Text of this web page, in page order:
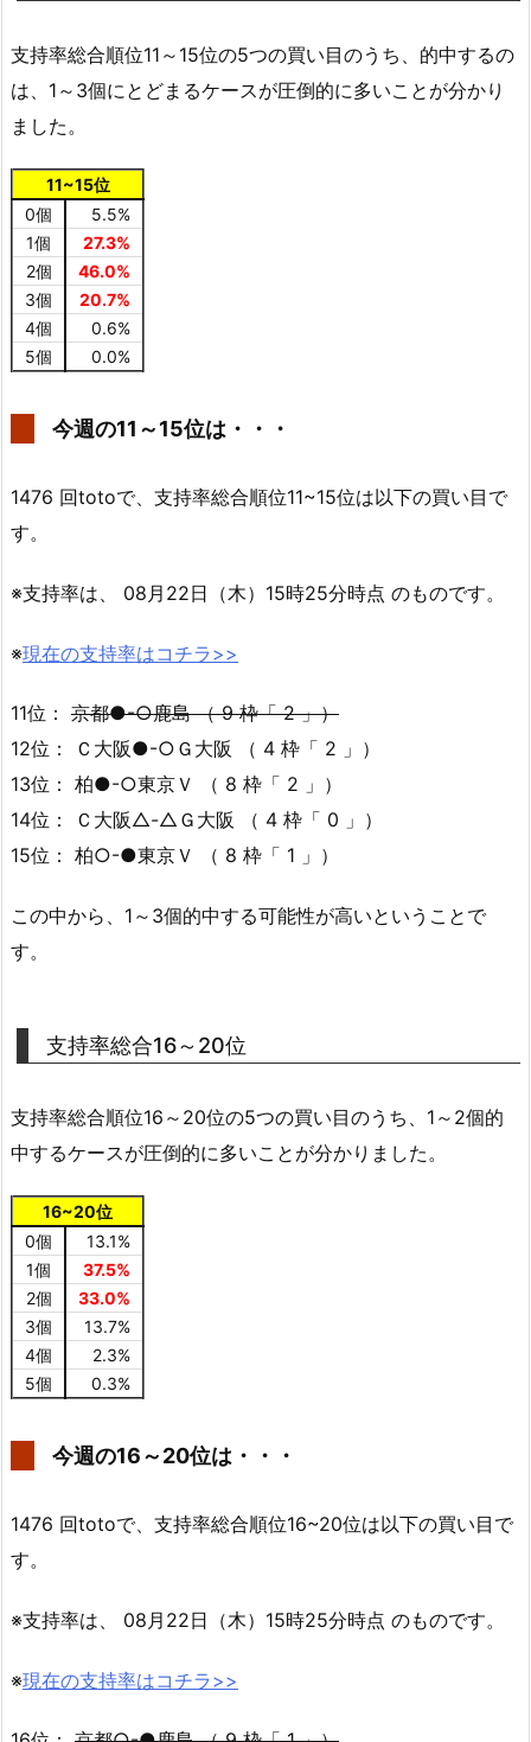
支持率総合順位11～15位の5つの買い目のうち、的中するの
は、1～3個にとどまるケースが圧倒的に多いことが分かり
ました。
11~15位
0個
5.5%
1個
27.3%
2個
46.0%
3個
20.7%
4個
0.6%
5個
0.0%
今週の11～15位は・・・
1476 回totoで、支持率総合順位11~15位は以下の買い目で
す。
※支持率は、 08月22日（木）15時25分時点 のものです。
※現在の支持率はコチラ>>
11位： 京都●-○鹿島 （ 9 枠「 2 」）
12位： Ｃ大阪●-○Ｇ大阪 （ 4 枠「 2 」）
13位： 柏●-○東京Ｖ （ 8 枠「 2 」）
14位： Ｃ大阪△-△Ｇ大阪 （ 4 枠「 0 」）
15位： 柏○-●東京Ｖ （ 8 枠「 1 」）
この中から、1～3個的中する可能性が高いということで
す。
支持率総合16～20位
支持率総合順位16～20位の5つの買い目のうち、1～2個的
中するケースが圧倒的に多いことが分かりました。
16~20位
0個
13.1%
1個
37.5%
2個
33.0%
3個
13.7%
4個
2.3%
5個
0.3%
今週の16～20位は・・・
1476 回totoで、支持率総合順位16~20位は以下の買い目で
す。
※支持率は、 08月22日（木）15時25分時点 のものです。
※現在の支持率はコチラ>>